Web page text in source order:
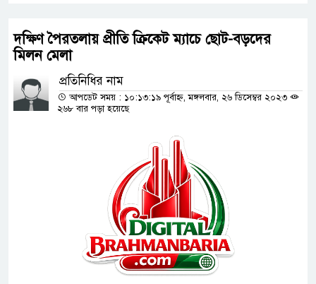
দক্ষিণ পৈরতলায় প্রীতি ক্রিকেট ম্যাচে ছোট-বড়দের
মিলন মেলা
প্রতিনিধির নাম
আপডেট সময় : ১০:১৩:১৯ পূর্বাহ্ন, মঙ্গলবার, ২৬ ডিসেম্বর ২০২৩
২৬৮ বার পড়া হয়েছে